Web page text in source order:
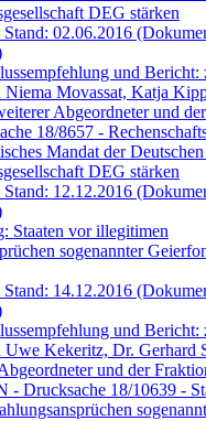
DEG stärken
02.06.2016
und Bericht:
Niema Movassat, Katja
Abgeordneter und
18/8657 -
Mandat der
DEG stärken
12.12.2016
Staaten vor illegitimen
sogenannter
14.12.2016
und Bericht:
Uwe Kekeritz, Dr. Gerhard
und der
Drucksache 18/10639 -